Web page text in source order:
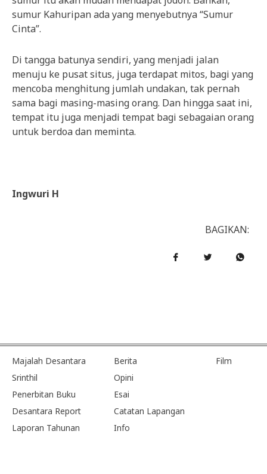
sumur Kahuripan ada yang menyebutnya “Sumur
Cinta”.
Di tangga batunya sendiri, yang menjadi jalan
menuju ke pusat situs, juga terdapat mitos, bagi yang
mencoba menghitung jumlah undakan, tak pernah
sama bagi masing-masing orang. Dan hingga saat ini,
tempat itu juga menjadi tempat bagi sebagaian orang
untuk berdoa dan meminta.
Ingwuri H
BAGIKAN:
Majalah Desantara
Srinthil
Penerbitan Buku
Desantara Report
Laporan Tahunan
Berita
Opini
Esai
Catatan Lapangan
Info
Film